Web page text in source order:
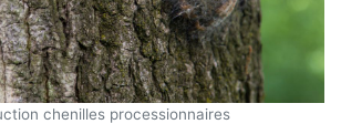
chenilles processionnaires